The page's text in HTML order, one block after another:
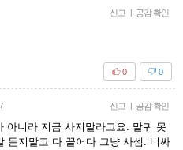
신고 | 공감 확인
0
0
신고 | 공감 확인
아니라 지금 사지말라고요. 말귀 못
듣지말고 다 끌어다 그냥 사셈. 비싸